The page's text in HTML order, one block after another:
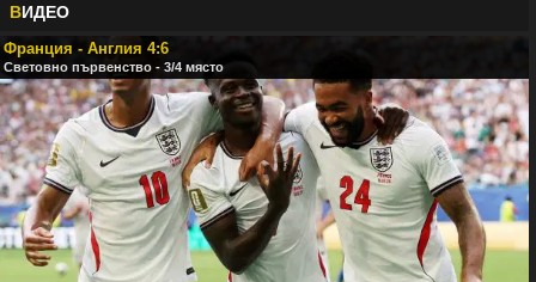
ВИДЕО
Франция - Англия 4:6
Световно първенство - 3/4 място